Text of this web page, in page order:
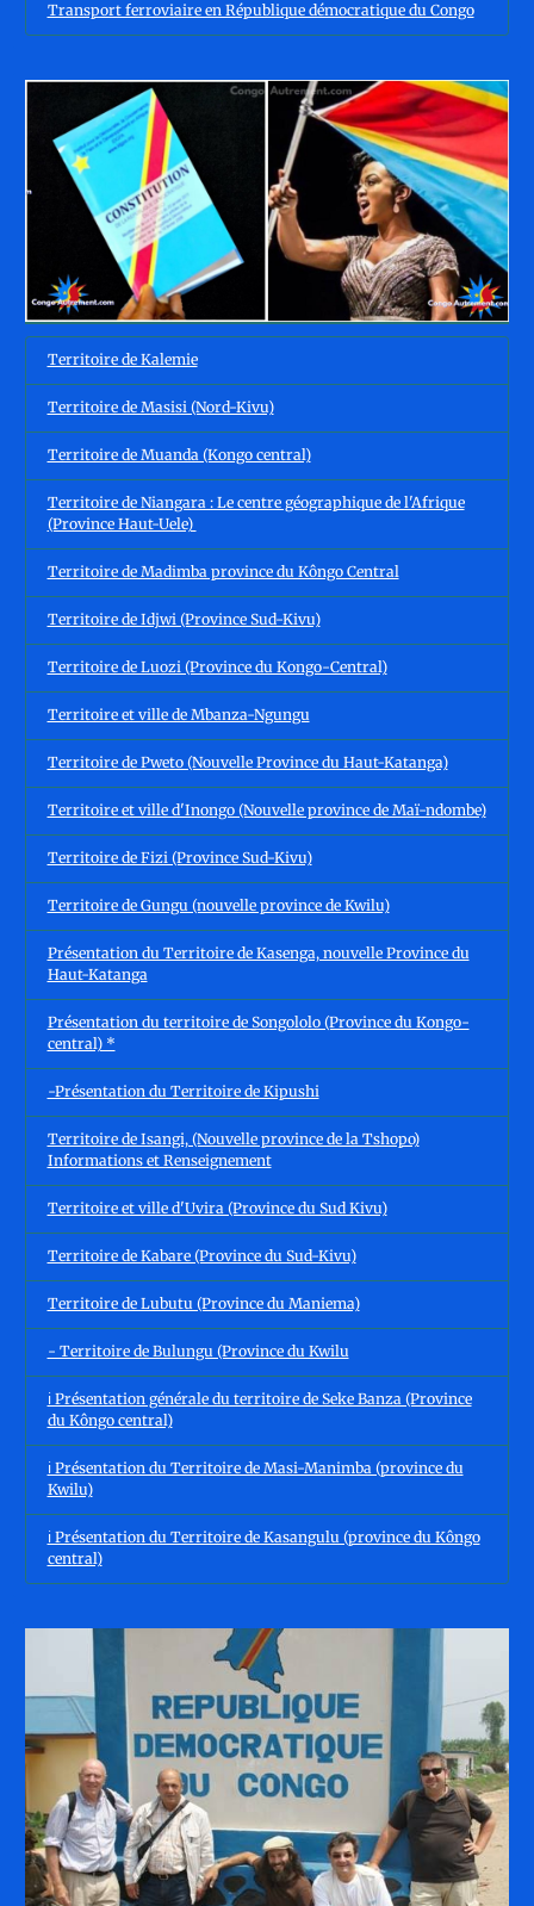
Transport ferroviaire en République démocratique du Congo
Territoire de Kalemie
Territoire de Masisi (Nord-Kivu)
Territoire de Muanda (Kongo central)
Territoire de Niangara : Le centre géographique de l'Afrique
(Province Haut-Uele)
Territoire de Madimba province du Kôngo Central
Territoire de Idjwi (Province Sud-Kivu)
Territoire de Luozi (Province du Kongo-Central)
Territoire et ville de Mbanza-Ngungu
Territoire de Pweto (Nouvelle Province du Haut-Katanga)
Territoire et ville d'Inongo (Nouvelle province de Maï-ndombe)
Territoire de Fizi (Province Sud-Kivu)
Territoire de Gungu (nouvelle province de Kwilu)
Présentation du Territoire de Kasenga, nouvelle Province du
Haut-Katanga
Présentation du territoire de Songololo (Province du Kongo-
central) *
-Présentation du Territoire de Kipushi
Territoire de Isangi, (Nouvelle province de la Tshopo)
Informations et Renseignement
Territoire et ville d'Uvira (Province du Sud Kivu)
Territoire de Kabare (Province du Sud-Kivu)
Territoire de Lubutu (Province du Maniema)
- Territoire de Bulungu (Province du Kwilu
ℹ️ Présentation générale du territoire de Seke Banza (Province
du Kôngo central)
ℹ️ Présentation du Territoire de Masi-Manimba (province du
Kwilu)
ℹ️ Présentation du Territoire de Kasangulu (province du Kôngo
central)